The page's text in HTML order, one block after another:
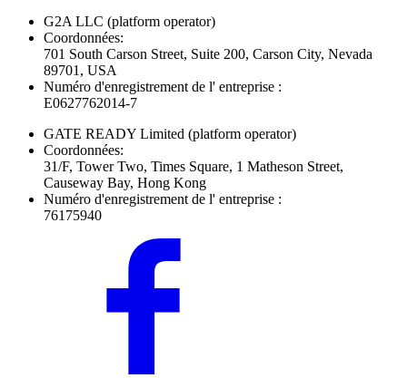
G2A LLC (platform operator)
Coordonnées:
701 South Carson Street, Suite 200, Carson City, Nevada
89701, USA
Numéro d'enregistrement de l' entreprise :
E0627762014-7
GATE READY Limited (platform operator)
Coordonnées:
31/F, Tower Two, Times Square, 1 Matheson Street,
Causeway Bay, Hong Kong
Numéro d'enregistrement de l' entreprise :
76175940